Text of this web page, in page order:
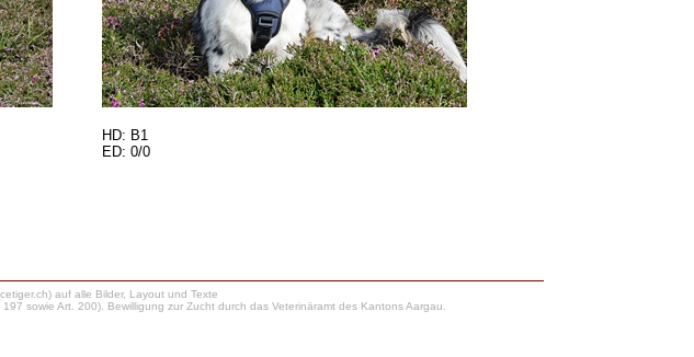
HD: B1
ED: 0/0
auf alle Bilder, Layout und Texte
sowie Art. 200). Bewilligung zur Zucht durch das Veterinäramt des Kantons Aargau.